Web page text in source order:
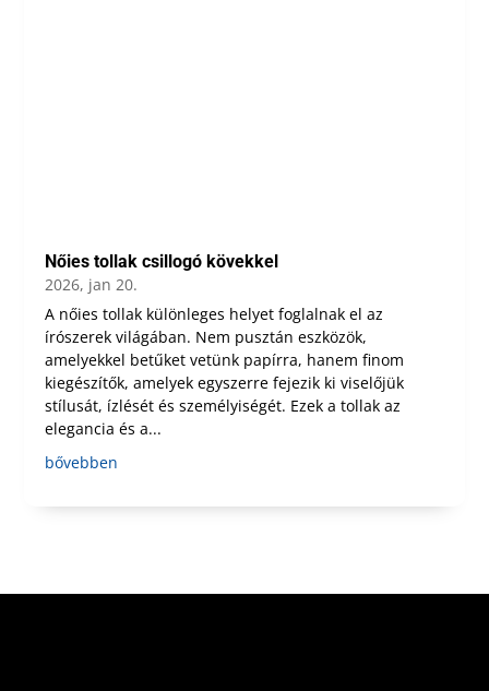
Nőies tollak csillogó kövekkel
2026, jan 20.
A nőies tollak különleges helyet foglalnak el az
írószerek világában. Nem pusztán eszközök,
amelyekkel betűket vetünk papírra, hanem finom
kiegészítők, amelyek egyszerre fejezik ki viselőjük
stílusát, ízlését és személyiségét. Ezek a tollak az
elegancia és a...
bővebben